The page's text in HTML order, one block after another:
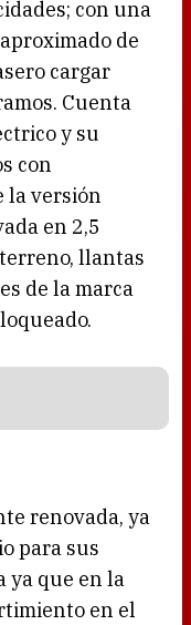
con una
de
cargar
Cuenta
y su
con
la versión
en 2,5
llantas
de la marca
renovada, ya
para sus
ya que en la
en el